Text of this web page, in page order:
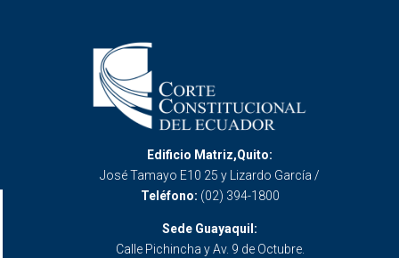
Edificio Matriz,Quito:
José Tamayo E10 25 y Lizardo García /
Teléfono: (02) 394-1800
Sede Guayaquil:
Calle Pichincha y Av. 9 de Octubre.